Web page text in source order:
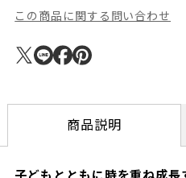
この商品に関する問い合わせ
商品説明